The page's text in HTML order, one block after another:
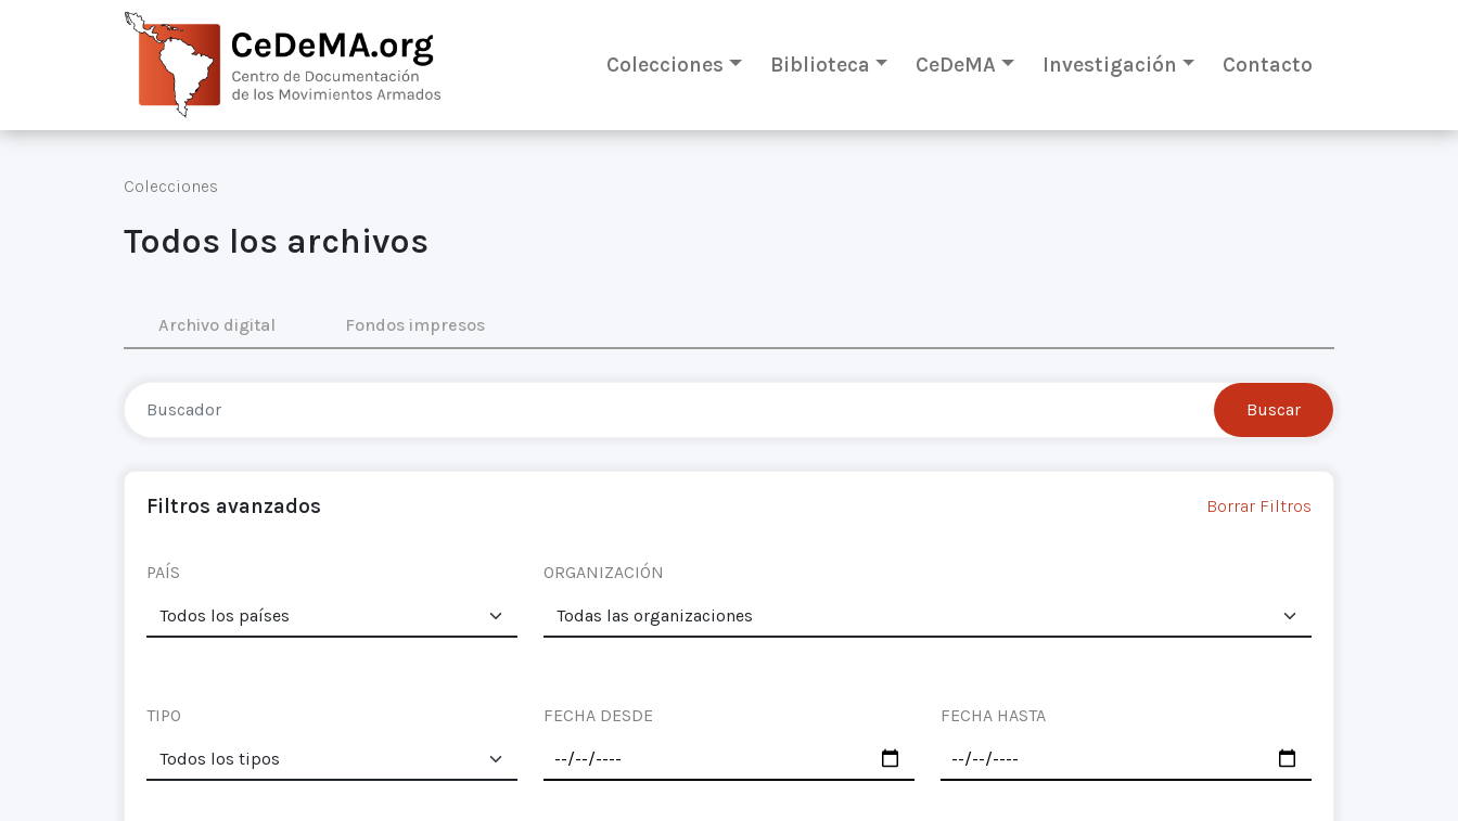
Colecciones Biblioteca CeDeMA Investigación Contacto
Colecciones
Todos los archivos
Archivo digital Fondos impresos
Filtros avanzados Borrar Filtros
PAÍS ORGANIZACIÓN
TIPO FECHA DESDE FECHA HASTA